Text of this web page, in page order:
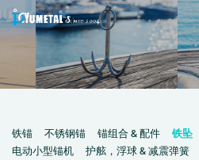
铁锚 不锈钢锚 锚组合 & 配件 铁坠
电动小型锚机
护舷，浮球 & 减震弹簧